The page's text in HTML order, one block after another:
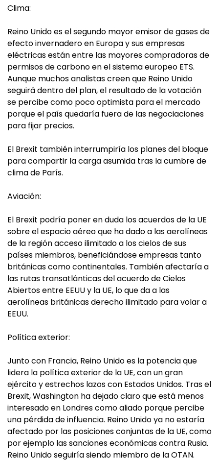
Clima:
Reino Unido es el segundo mayor emisor de gases de
efecto invernadero en Europa y sus empresas
eléctricas están entre las mayores compradoras de
permisos de carbono en el sistema europeo ETS.
Aunque muchos analistas creen que Reino Unido
seguirá dentro del plan, el resultado de la votación
se percibe como poco optimista para el mercado
porque el país quedaría fuera de las negociaciones
para fijar precios.
El Brexit también interrumpiría los planes del bloque
para compartir la carga asumida tras la cumbre de
clima de París.
Aviación:
El Brexit podría poner en duda los acuerdos de la UE
sobre el espacio aéreo que ha dado a las aerolíneas
de la región acceso ilimitado a los cielos de sus
países miembros, beneficiándose empresas tanto
británicas como continentales. También afectaría a
las rutas transatlánticas del acuerdo de Cielos
Abiertos entre EEUU y la UE, lo que da a las
aerolíneas británicas derecho ilimitado para volar a
EEUU.
Política exterior:
Junto con Francia, Reino Unido es la potencia que
lidera la política exterior de la UE, con un gran
ejército y estrechos lazos con Estados Unidos. Tras el
Brexit, Washington ha dejado claro que está menos
interesado en Londres como aliado porque percibe
una pérdida de influencia. Reino Unido ya no estaría
afectado por las posiciones conjuntas de la UE, como
por ejemplo las sanciones económicas contra Rusia.
Reino Unido seguiría siendo miembro de la OTAN.